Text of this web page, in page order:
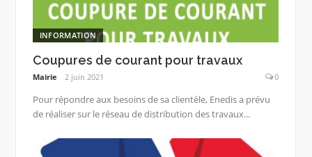
INFORMATION
Coupures de courant pour travaux
Mairie 2 juin 2021 0
Pour répondre aux besoins de sa clientèle, Enedis a prévu
de réaliser sur le réseau de distribution des travaux...